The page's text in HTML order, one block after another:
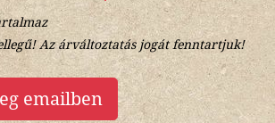
Az árváltoztatás jogát fenntartjuk!
emailben